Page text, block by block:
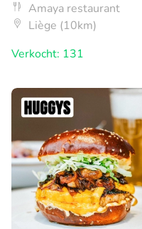
Amaya restaurant
Liège (10km)
Verkocht: 131